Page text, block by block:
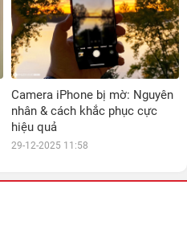
Camera iPhone bị mờ: Nguyên
nhân & cách khắc phục cực
hiệu quả
29-12-2025 11:58